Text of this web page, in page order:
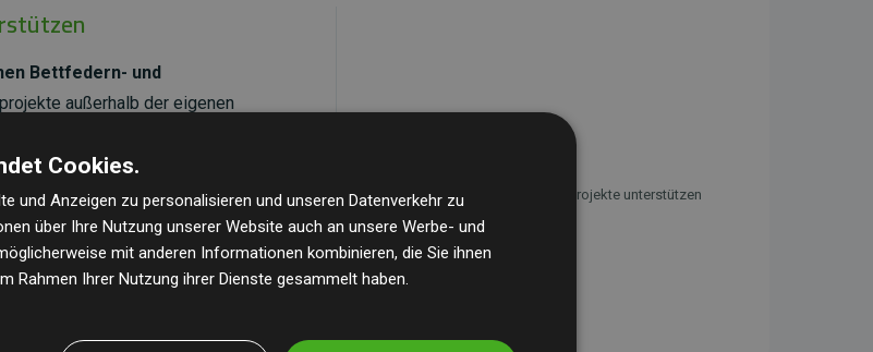
Bettfedern- und
außerhalb der eigenen
nachgewiesene CO₂-
geschätzten Emissionen der
und erfüllen höchste
Weitere Informationen
Initiative Websites, die Klimaprojekte unterstützen
Cookies.
und Anzeigen zu personalisieren und unseren Datenverkehr zu
über Ihre Nutzung unserer Website auch an unsere Werbe- und
mit anderen Informationen kombinieren, die Sie ihnen
Rahmen Ihrer Nutzung ihrer Dienste gesammelt haben.